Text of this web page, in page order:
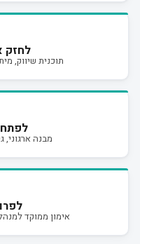
לחזק
תוכנית שיווק,
מבנה ארגוני,
אימון ממוקד